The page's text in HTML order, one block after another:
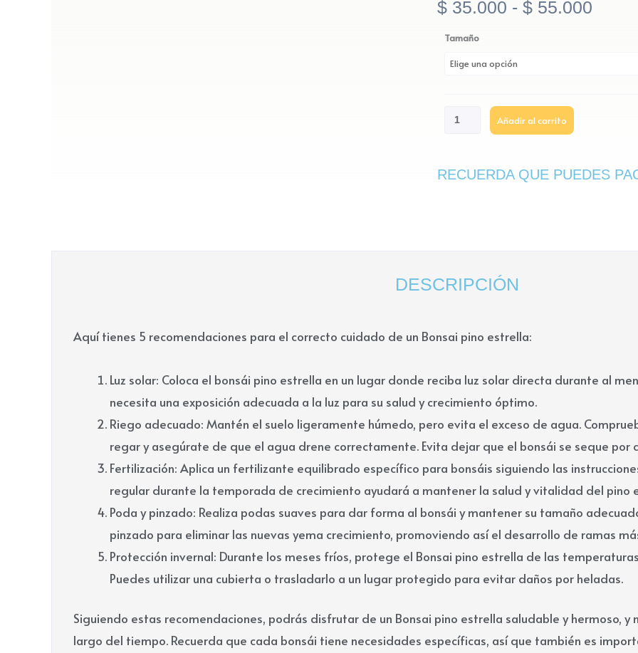
$ 35.000 - $ 55.000
Tamaño
Bonsai
estrella
Añadir al carrito
RECUERDA QUE PUEDES
DESCRIPCIÓN
Aquí tienes 5 recomendaciones para el correcto cuidado de un Bonsai pino estrella:
Luz solar: Coloca el bonsái pino estrella en un lugar donde reciba luz solar directa durante al
necesita una exposición adecuada a la luz para su salud y crecimiento óptimo.
Riego adecuado: Mantén el suelo ligeramente húmedo, pero evita el exceso de agua.
regar y asegúrate de que el agua drene correctamente. Evita dejar que el bonsái se seque por
Fertilización: Aplica un fertilizante equilibrado específico para bonsáis siguiendo las
regular durante la temporada de crecimiento ayudará a mantener la salud y vitalidad del pino
Poda y pinzado: Realiza podas suaves para dar forma al bonsái y mantener su tamaño
pinzado para eliminar las nuevas yema crecimiento, promoviendo así el desarrollo de ramas
Protección invernal: Durante los meses fríos, protege el Bonsai pino estrella de las
Puedes utilizar una cubierta o trasladarlo a un lugar protegido para evitar daños por heladas.
Siguiendo estas recomendaciones, podrás disfrutar de un Bonsai pino estrella saludable y hermoso,
largo del tiempo. Recuerda que cada bonsái tiene necesidades específicas, así que también es